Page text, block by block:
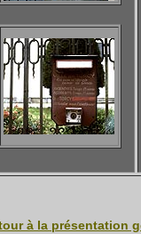
à la présentation